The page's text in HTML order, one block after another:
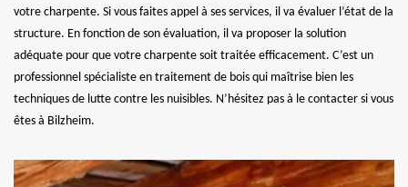
votre charpente. Si vous faites appel à ses services, il va évaluer l’état de la
structure. En fonction de son évaluation, il va proposer la solution
adéquate pour que votre charpente soit traitée efficacement. C’est un
professionnel spécialiste en traitement de bois qui maîtrise bien les
techniques de lutte contre les nuisibles. N’hésitez pas à le contacter si vous
êtes à Bilzheim.